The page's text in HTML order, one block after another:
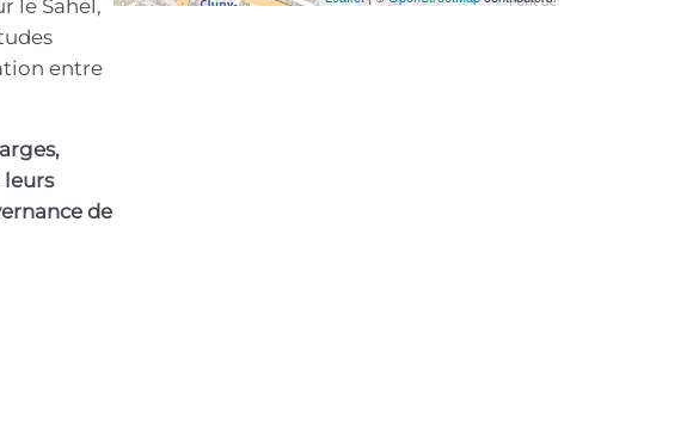
le Sahel,
entre
leurs
de